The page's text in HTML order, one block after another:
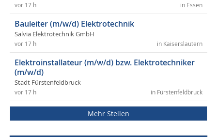
in Essen
vor 17 h
Bauleiter (m/w/d) Elektrotechnik
Salvia Elektrotechnik GmbH
in Kaiserslautern
vor 17 h
Elektroinstallateur (m/w/d) bzw. Elektrotechniker
(m/w/d)
Stadt Fürstenfeldbruck
in Fürstenfeldbruck
vor 17 h
Mehr Stellen